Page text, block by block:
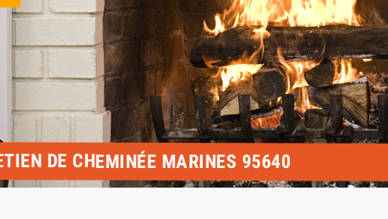
DE CHEMINÉE MARINES 95640